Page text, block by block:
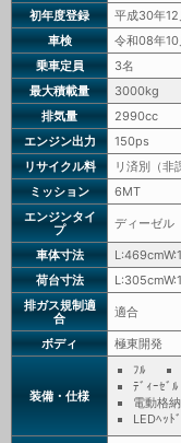
初年度登録
平成30年12
車検
令和08年10
乗車定員
3名
最大積載量
3000kg
排気量
2990cc
エンジン出力
150ps
リサイクル料
リ済別（非
ミッション
6MT
エンジンタイ
プ
ディーゼル
車体寸法
荷台寸法
排ガス規制適
合
適合
ボディ 極東開発
装備・仕様
ﾌﾙ
ﾃﾞｨｰｾﾞﾙ
電動格
LEDﾍｯﾄ